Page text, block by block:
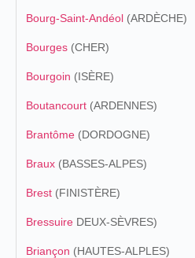
Bourg-Saint-Andéol (ARDÈCHE)
Bourges (CHER)
Bourgoin (ISÈRE)
Boutancourt (ARDENNES)
Brantôme (DORDOGNE)
Braux (BASSES-ALPES)
Brest (FINISTÈRE)
Bressuire DEUX-SÈVRES)
Briançon (HAUTES-ALPLES)